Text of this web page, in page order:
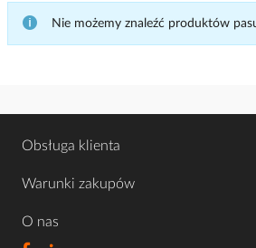
Nie możemy znaleźć produktów
Obsługa klienta
Warunki zakupów
O nas